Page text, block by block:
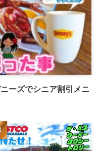
ーズでシニア割引メニ